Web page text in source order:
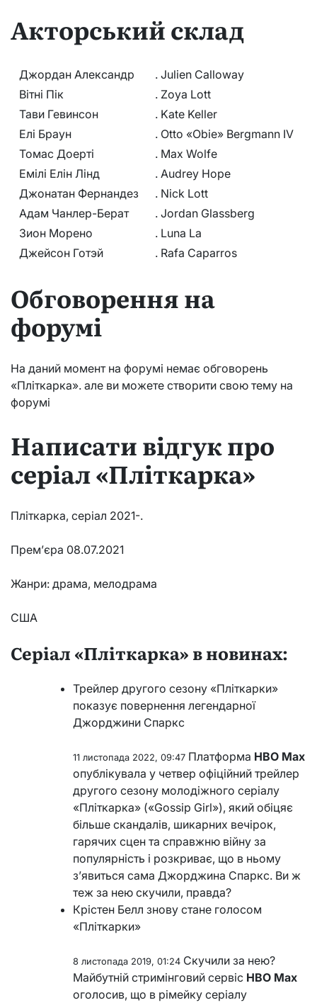
Акторський склад
Джордан Александр . Julien Calloway
Вітні Пік
. Zoya Lott
Тави Гевинсон
. Kate Keller
Елі Браун
. Otto «Obie» Bergmann IV
Томас Доерті
. Max Wolfe
Емілі Елін Лінд
. Audrey Hope
Джонатан Фернандез
. Nick Lott
Адам Чанлер-Берат
. Jordan Glassberg
Зион Морено
. Luna La
Джейсон Готэй
. Rafa Caparros
Обговорення на
форумі
На даний момент на форумі немає обговорень
«Пліткарка». але ви можете створити свою тему на
форумі
Написати відгук про
серіал «Пліткарка»
Пліткарка, серіал 2021-.
Прем’єра 08.07.2021
Жанри: драма, мелодрама
США
Серіал «Пліткарка» в новинах:
Трейлер другого сезону «Пліткарки»
показує повернення легендарної
Джорджини Спаркс
11 листопада 2022, 09:47 Платформа HBO Max
опублікувала у четвер офіційний трейлер
другого сезону молодіжного серіалу
«Пліткарка» («Gossip Girl»), який обіцяє
більше скандалів, шикарних вечірок,
гарячих сцен та справжню війну за
популярність і розкриває, що в ньому
з’явиться сама Джорджина Спаркс. Ви ж
теж за нею скучили, правда?
Крістен Белл знову стане голосом
«Пліткарки»
8 листопада 2019, 01:24 Скучили за нею?
Майбутній стримінговий сервіс HBO Max
оголосив, що в рімейку серіалу